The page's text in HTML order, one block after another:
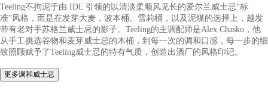
帝霖认为陈年佳酿过程是影响威士忌风味的关键之一，因此酒厂
地改进陈年佳酿工艺，从而为帝霖威士忌创造新的风味特征。值
是，帝霖在威士忌装瓶前不进行冷凝过滤且将其酒精度控制在
更好地保留威士忌的特有风味。